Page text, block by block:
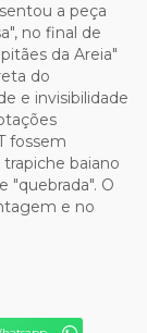
a peça
no final de
da Areia"
do
e invisibilidade
fossem
baiano
"quebrada". O
e no